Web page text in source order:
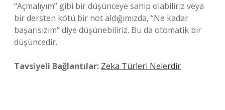
“Açmalıyım” gibi bir düşünceye sahip olabiliriz veya
bir dersten kötü bir not aldığımızda, “Ne kadar
başarısızım” diye düşünebiliriz. Bu da otomatik bir
düşüncedir.
Tavsiyeli Bağlantılar: Zeka Türleri Nelerdir